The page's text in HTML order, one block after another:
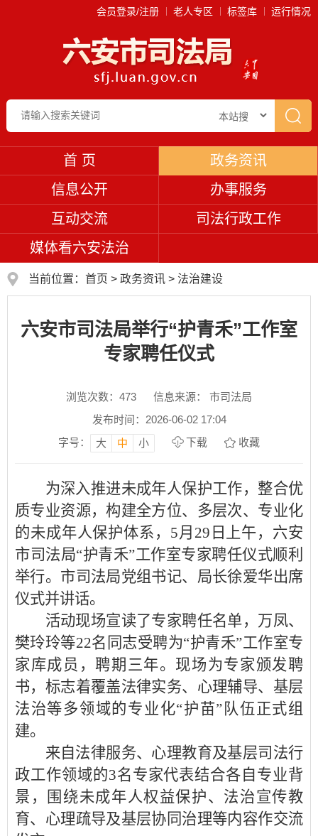
会员登录/注册 老人专区 标签库 运行情况
首 页
政务资讯
信息公开
办事服务
互动交流
司法行政工作
媒体看六安法治
当前位置： 首页 > 政务资讯 > 法治建设
六安市司法局举行“护青禾”工作室
专家聘任仪式
浏览次数： 473
信息来源： 市司法局
发布时间：2026-06-02 17:04
字号：
大 中 小 下载 收藏
为深入推进未成年人保护工作，整合优
质专业资源，构建全方位、多层次、专业化
的未成年人保护体系，5月29日上午，六安
市司法局“护青禾”工作室专家聘任仪式顺利
举行。市司法局党组书记、局长徐爱华出席
仪式并讲话。
活动现场宣读了专家聘任名单，万凤、
樊玲玲等22名同志受聘为“护青禾”工作室专
家库成员，聘期三年。现场为专家颁发聘
书，标志着覆盖法律实务、心理辅导、基层
法治等多领域的专业化“护苗”队伍正式组
建。
来自法律服务、心理教育及基层司法行
政工作领域的3名专家代表结合各自专业背
景，围绕未成年人权益保护、法治宣传教
育、心理疏导及基层协同治理等内容作交流